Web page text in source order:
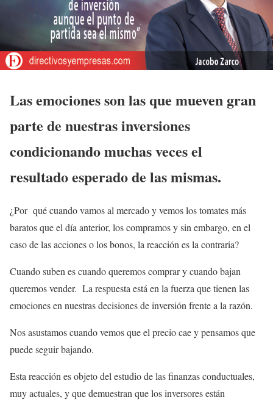
Las emociones son las que mueven gran
parte de nuestras inversiones
condicionando muchas veces el
resultado esperado de las mismas.
¿Por qué cuando vamos al mercado y vemos los tomates más
baratos que el día anterior, los compramos y sin embargo, en el
caso de las acciones o los bonos, la reacción es la contraria?
Cuando suben es cuando queremos comprar y cuando bajan
queremos vender. La respuesta está en la fuerza que tienen las
emociones en nuestras decisiones de inversión frente a la razón.
Nos asustamos cuando vemos que el precio cae y pensamos que
puede seguir bajando.
Esta reacción es objeto del estudio de las finanzas conductuales,
muy actuales, y que demuestran que los inversores están